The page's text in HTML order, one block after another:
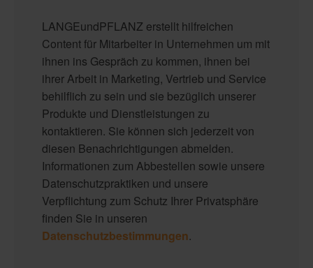
LANGEundPFLANZ erstellt hilfreichen
Content für Mitarbeiter in Unternehmen um mit
ihnen ins Gespräch zu kommen, ihnen bei
ihrer Arbeit in Marketing, Vertrieb und Service
behilflich zu sein und sie bezüglich unserer
Produkte und Dienstleistungen zu
kontaktieren. Sie können sich jederzeit von
diesen Benachrichtigungen abmelden.
Informationen zum Abbestellen sowie unsere
Datenschutzpraktiken und unsere
Verpflichtung zum Schutz Ihrer Privatsphäre
finden Sie in unseren
Datenschutzbestimmungen.